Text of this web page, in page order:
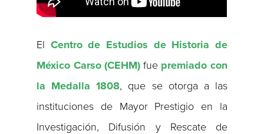
El Centro de Estudios de Historia de
México Carso (CEHM)fue premiado con
la Medalla 1808, que se otorga a las
instituciones de Mayor Prestigio en la
Investigación, Difusión y Rescate de